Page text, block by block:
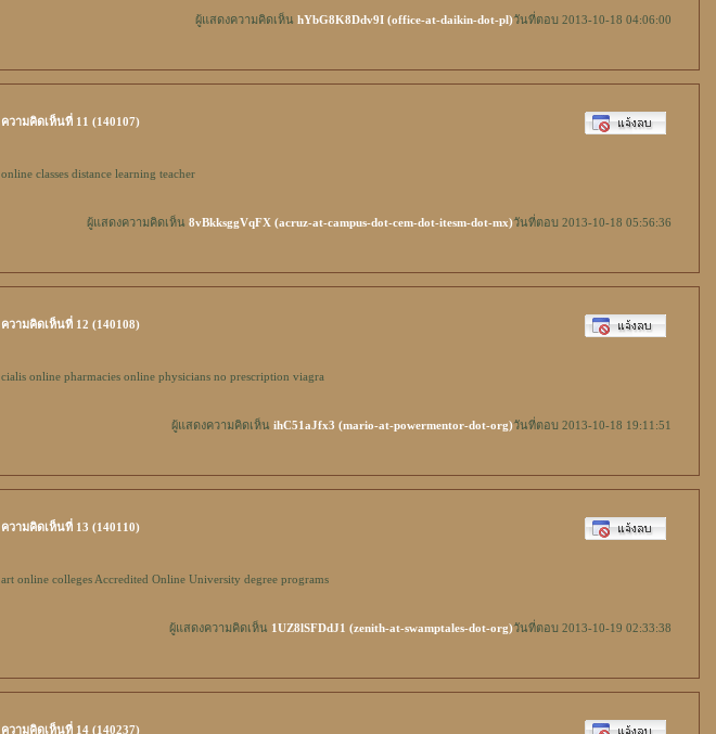
ผู้แสดงความคิดเห็น hYbG8K8Ddv9I (office-at-daikin-dot-pl)วันที่ตอบ 2013-10-18 04:06:00
ความคิดเห็นที่ 11 (140107)
online classes distance learning teacher
ผู้แสดงความคิดเห็น 8vBkksggVqFX (acruz-at-campus-dot-cem-dot-itesm-dot-mx)วันที่ตอบ 2013-10-18 05:56:36
ความคิดเห็นที่ 12 (140108)
cialis online pharmacies online physicians no prescription viagra
ผู้แสดงความคิดเห็น ihC51aJfx3 (mario-at-powermentor-dot-org)วันที่ตอบ 2013-10-18 19:11:51
ความคิดเห็นที่ 13 (140110)
art online colleges Accredited Online University degree programs
ผู้แสดงความคิดเห็น 1UZ8lSFDdJ1 (zenith-at-swamptales-dot-org)วันที่ตอบ 2013-10-19 02:33:38
ความคิดเห็นที่ 14 (140237)